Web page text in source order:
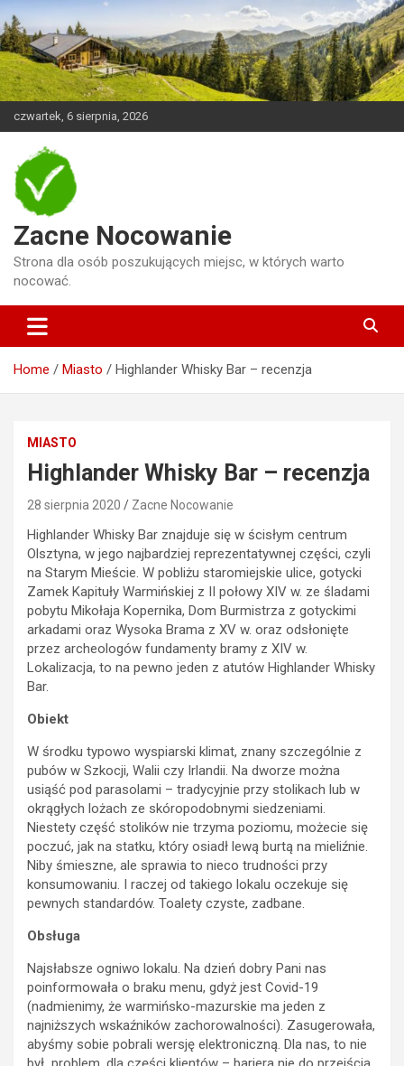
Skip
to
content
czwartek, 6 sierpnia, 2026
Zacne Nocowanie
Strona dla osób poszukujących miejsc, w których warto
nocować.
Home Miasto Highlander Whisky Bar – recenzja
MIASTO
Highlander Whisky Bar – recenzja
28 sierpnia 2020 Zacne Nocowanie
Highlander Whisky Bar znajduje się w ścisłym centrum
Olsztyna, w jego najbardziej reprezentatywnej części, czyli
na Starym Mieście. W pobliżu staromiejskie ulice, gotycki
Zamek Kapituły Warmińskiej z II połowy XIV w. ze śladami
pobytu Mikołaja Kopernika, Dom Burmistrza z gotyckimi
arkadami oraz Wysoka Brama z XV w. oraz odsłonięte
przez archeologów fundamenty bramy z XIV w.
Lokalizacja, to na pewno jeden z atutów Highlander Whisky
Bar.
Obiekt
W środku typowo wyspiarski klimat, znany szczególnie z
pubów w Szkocji, Walii czy Irlandii. Na dworze można
usiąść pod parasolami – tradycyjnie przy stolikach lub w
okrągłych lożach ze skóropodobnymi siedzeniami.
Niestety część stolików nie trzyma poziomu, możecie się
poczuć, jak na statku, który osiadł lewą burtą na mieliźnie.
Niby śmieszne, ale sprawia to nieco trudności przy
konsumowaniu. I raczej od takiego lokalu oczekuje się
pewnych standardów. Toalety czyste, zadbane.
Obsługa
Najsłabsze ogniwo lokalu. Na dzień dobry Pani nas
poinformowała o braku menu, gdyż jest Covid-19
(nadmienimy, że warmińsko-mazurskie ma jeden z
najniższych wskaźników zachorowalności). Zasugerowała,
abyśmy sobie pobrali wersję elektroniczną. Dla nas, to nie